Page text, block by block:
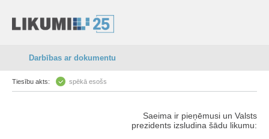
Darbības ar dokumentu
Tiesību akts: spēkā esošs
Saeima ir pieņēmusi un Valsts
prezidents izsludina šādu likumu: